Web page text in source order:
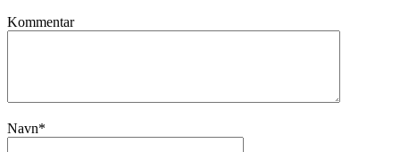
Kommentar
Navn*